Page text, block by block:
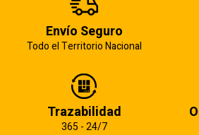
Envío Seguro
Todo el Territorio Nacional
Trazabilidad
365 - 24/7